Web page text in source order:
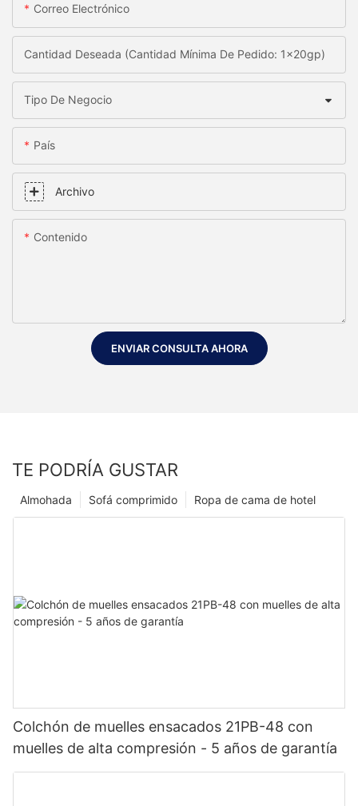
Correo Electrónico
Cantidad Deseada (Cantidad Mínima De Pedido: 1x20gp)
Tipo De Negocio
País
Archivo
Contenido
ENVIAR CONSULTA AHORA
TE PODRÍA GUSTAR
Ropa de cama de hotel
Sofá comprimido
Almohada
Colchón de muelles ensacados 21PB-48 con
muelles de alta compresión - 5 años de garantía